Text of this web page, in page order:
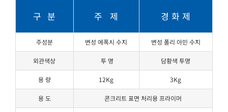
구 분 주 제 경 화 제
주성분 변성 에폭시 수지 변성 폴리 아민 수지
외관색상 투 명 담황색 투명
용 량 12Kg 3Kg
용 도 콘크리트 표면 처리용 프라이머